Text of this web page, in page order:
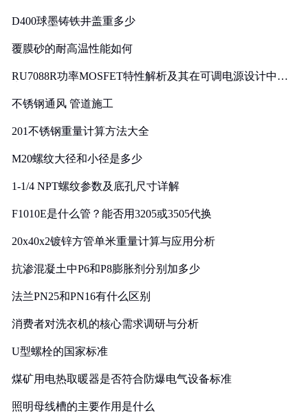
D400球墨铸铁井盖重多少
覆膜砂的耐高温性能如何
RU7088R功率MOSFET特性解析及其在可调电源设计中的
不锈钢通风 管道施工
201不锈钢重量计算方法大全
M20螺纹大径和小径是多少
1-1/4 NPT螺纹参数及底孔尺寸详解
F1010E是什么管？能否用3205或3505代换
20x40x2镀锌方管单米重量计算与应用分析
抗渗混凝土中P6和P8膨胀剂分别加多少
法兰PN25和PN16有什么区别
消费者对洗衣机的核心需求调研与分析
U型螺栓的国家标准
煤矿用电热取暖器是否符合防爆电气设备标准
照明母线槽的主要作用是什么